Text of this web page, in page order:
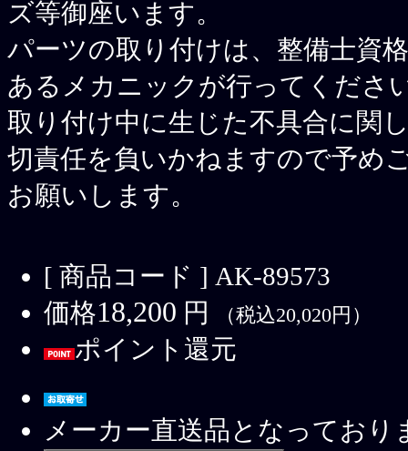
ズ等御座います。
パーツの取り付けは、整備士資
あるメカニックが行ってくださ
取り付け中に生じた不具合に関
切責任を負いかねますので予め
お願いします。
[ 商品コード ] AK-89573
価格18,200 円 （税込20,020円）
ポイント還元
メーカー直送品となっており